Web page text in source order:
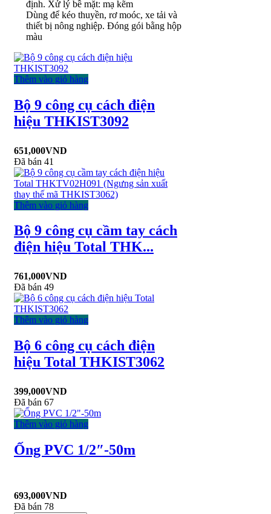
định. Xử lý bề mặt: mạ kẽm
Dùng để kéo thuyền, rơ moóc, xe tải và
thiết bị nông nghiệp. Đóng gói bằng hộp
màu
Thêm vào giỏ hàng
Bộ 9 công cụ cách điện
hiệu THKIST3092
651,000VND
Đã bán 41
Thêm vào giỏ hàng
Bộ 9 công cụ cầm tay cách
điện hiệu Total THK...
761,000VND
Đã bán 49
Thêm vào giỏ hàng
Bộ 6 công cụ cách điện
hiệu Total THKIST3062
399,000VND
Đã bán 67
Thêm vào giỏ hàng
Ống PVC 1/2″-50m
693,000VND
Đã bán 78